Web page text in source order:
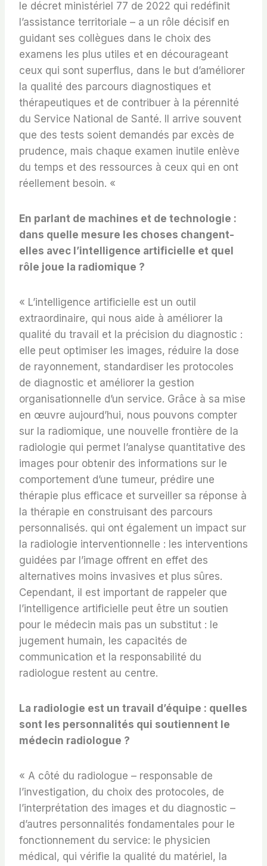
le décret ministériel 77 de 2022 qui redéfinit
l’assistance territoriale – a un rôle décisif en
guidant ses collègues dans le choix des
examens les plus utiles et en décourageant
ceux qui sont superflus, dans le but d’améliorer
la qualité des parcours diagnostiques et
thérapeutiques et de contribuer à la pérennité
du Service National de Santé. Il arrive souvent
que des tests soient demandés par excès de
prudence, mais chaque examen inutile enlève
du temps et des ressources à ceux qui en ont
réellement besoin. «
En parlant de machines et de technologie :
dans quelle mesure les choses changent-
elles avec l’intelligence artificielle et quel
rôle joue la radiomique ?
« L’intelligence artificielle est un outil
extraordinaire, qui nous aide à améliorer la
qualité du travail et la précision du diagnostic :
elle peut optimiser les images, réduire la dose
de rayonnement, standardiser les protocoles
de diagnostic et améliorer la gestion
organisationnelle d’un service. Grâce à sa mise
en œuvre aujourd’hui, nous pouvons compter
sur la radiomique, une nouvelle frontière de la
radiologie qui permet l’analyse quantitative des
images pour obtenir des informations sur le
comportement d’une tumeur, prédire une
thérapie plus efficace et surveiller sa réponse à
la thérapie en construisant des parcours
personnalisés. qui ont également un impact sur
la radiologie interventionnelle : les interventions
guidées par l’image offrent en effet des
alternatives moins invasives et plus sûres.
Cependant, il est important de rappeler que
l’intelligence artificielle peut être un soutien
pour le médecin mais pas un substitut : le
jugement humain, les capacités de
communication et la responsabilité du
radiologue restent au centre.
La radiologie est un travail d’équipe : quelles
sont les personnalités qui soutiennent le
médecin radiologue ?
« A côté du radiologue – responsable de
l’investigation, du choix des protocoles, de
l’interprétation des images et du diagnostic –
d’autres personnalités fondamentales pour le
fonctionnement du service: le physicien
médical, qui vérifie la qualité du matériel, la